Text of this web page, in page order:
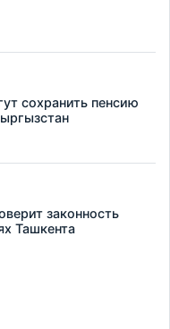
сохранить пенсию
законность
Ташкента